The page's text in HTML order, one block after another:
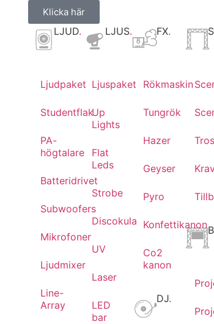
Klicka här
LJUD.
Ljudpaket
Studentflak
PA-
högtalare
Batteridrivet
Subwoofers
Mikrofoner
Ljudmixer
Line-
Array
LJUS.
Ljuspaket
Up
Lights
Flat
Leds
Strobe
Discokula
UV
Laser
LED
bar
FX.
Rökmaskin
Tungrök
Hazer
Geyser
Pyro
Konfettikanon
Co2
kanon
DJ.